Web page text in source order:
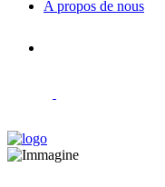
A propos de nous